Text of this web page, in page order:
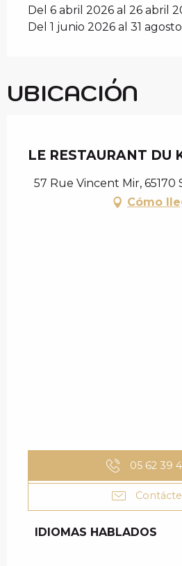
Del 6 abril 2026 al 26 abril
Del 1 junio 2026 al 31
UBICACIÓN
LE RESTAURANT DU
57 Rue Vincent Mir, 65170
Cómo
05 62 39
IDIOMAS HABLADOS
IDIOMAS HABLADOS